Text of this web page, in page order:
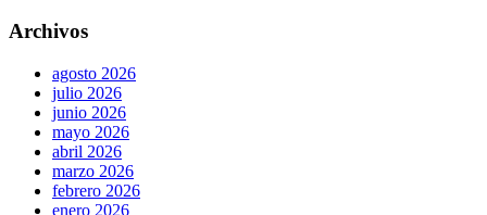
Archivos
agosto 2026
julio 2026
junio 2026
mayo 2026
abril 2026
marzo 2026
febrero 2026
enero 2026